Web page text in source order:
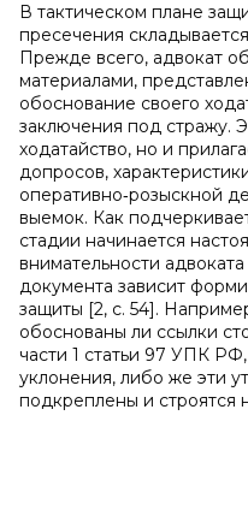
В тактическом плане
пресечения
Прежде всего, адвокат
материалами,
обоснование своего
заключения под стражу.
ходатайство, но и
допросов,
оперативно‑розыскной
выемок. Как
стадии начинается
внимательности
документа зависит
защиты [2, с. 54].
обоснованы ли ссылки
части 1 статьи 97 УПК
уклонения, либо же эти
подкреплены и строятся